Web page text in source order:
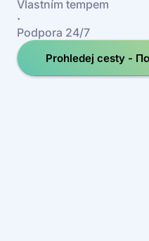
Vlastním tempem
·
Podpora 24/7
Prohledej cesty -